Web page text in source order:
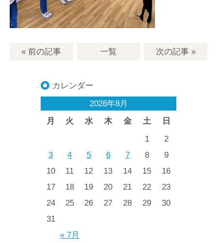
« 前の記事 一覧 次の記事»
カレンダー
2026年8月
月
火 水 木 金 土 日
« 7月
1
2
3
4 5 6 7 8
9
10
11 12 13 14 15
16
17
18 19 20 21 22
23
24
25 26 27 28 29
30
31